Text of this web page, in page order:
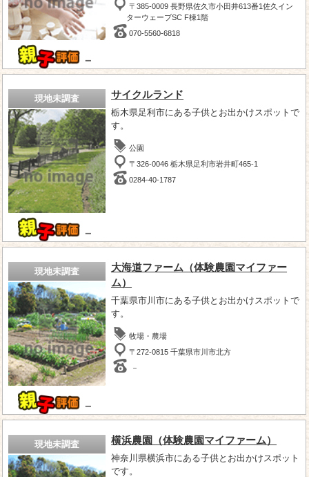
－
〒385-0009 長野県佐久市小田井613番1佐久イン
ターウェーブSC F棟1階
070-5560-6818
現地未調査
－
サイクルランド
栃木県足利市にある子供とお出かけスポットで
す。
公園
〒326-0046 栃木県足利市岩井町465-1
0284-40-1787
現地未調査
－
大海道ファーム（体験農園マイファー
ム）
千葉県市川市にある子供とお出かけスポットで
す。
牧場・農場
〒272-0815 千葉県市川市北方
－
現地未調査 横浜農園（体験農園マイファーム）
神奈川県横浜市にある子供とお出かけスポット
です。